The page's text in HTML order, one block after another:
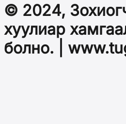
© 2024,
хуулиар
болно. |